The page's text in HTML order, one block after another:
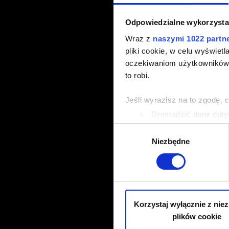
Odpowiedzialne
Wraz z naszymi 1022
pliki cookie, w celu
oczekiwaniom
to robi.
Jeśli wyrazisz na to zgodę,
Gromadzić dane
Identyfikować Twoje
wirtualny odcisk palca)
Dowiedz się więcej
szczegółów
. W Deklaracji
Wykorzystujemy pliki
ruch w naszej witrynie.
reklamowym i
Niezbędne
Korzystaj wyłącznie z
plików cookie